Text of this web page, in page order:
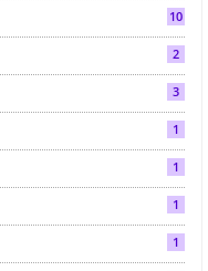
10
2
3
1
1
1
1